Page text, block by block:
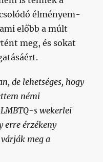
élményem-
előbb a múlt
meg, és sokat
de lehetséges, hogy
némi
s wekerlei
erre érzékeny
meg a